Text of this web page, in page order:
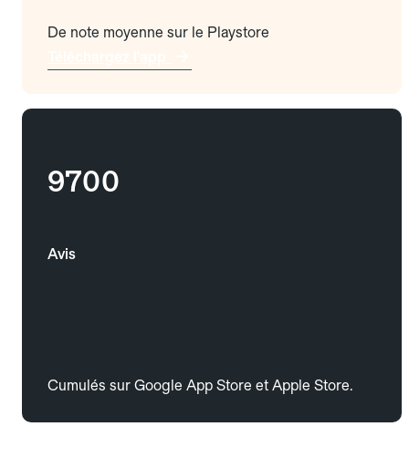
De note moyenne sur le Playstore
9700
Avis
Cumulés sur Google App Store et Apple Store.